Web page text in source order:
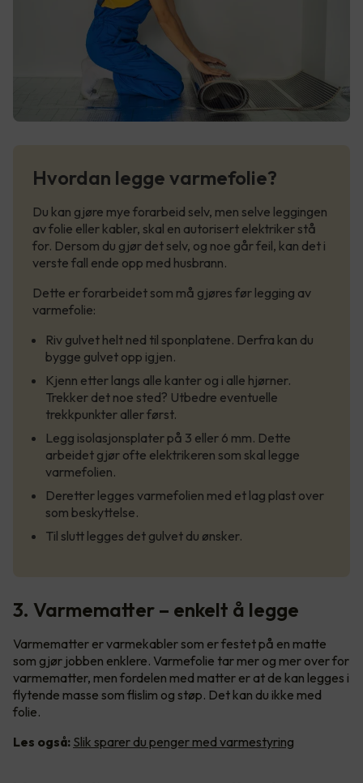
Hvordan legge varmefolie?
Du kan gjøre mye forarbeid selv, men selve leggingen
av folie eller kabler, skal en autorisert elektriker stå
for. Dersom du gjør det selv, og noe går feil, kan det i
verste fall ende opp med husbrann.
Dette er forarbeidet som må gjøres før legging av
varmefolie:
Riv gulvet helt ned til sponplatene. Derfra kan du
bygge gulvet opp igjen.
Kjenn etter langs alle kanter og i alle hjørner.
Trekker det noe sted? Utbedre eventuelle
trekkpunkter aller først.
Legg isolasjonsplater på 3 eller 6 mm. Dette
arbeidet gjør ofte elektrikeren som skal legge
varmefolien.
Deretter legges varmefolien med et lag plast over
som beskyttelse.
Til slutt legges det gulvet du ønsker.
3. Varmematter – enkelt å legge
Varmematter er varmekabler som er festet på en matte
som gjør jobben enklere. Varmefolie tar mer og mer over for
varmematter, men fordelen med matter er at de kan legges i
flytende masse som flislim og støp. Det kan du ikke med
folie.
Les også: Slik sparer du penger med varmestyring